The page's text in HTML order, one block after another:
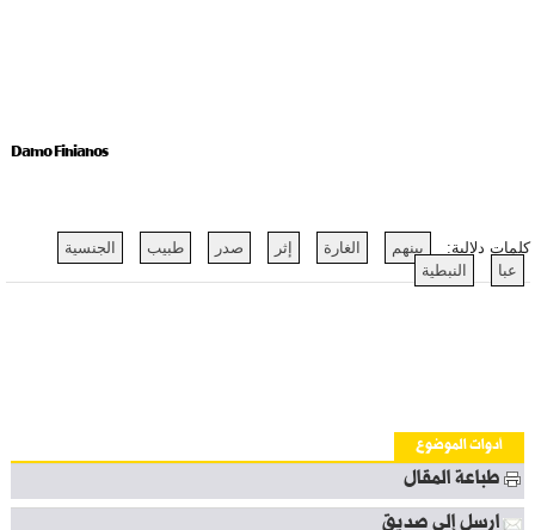
Damo Finianos
كلمات دلالية: بينهم الغارة إثر صدر طبيب
الجنسية
عبا
النبطية
أدوات الموضوع
طباعة المقال